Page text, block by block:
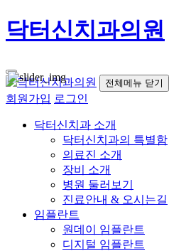
닥터신치과의원
전체메뉴 닫기
회원가입 로그인
닥터신치과 소개
닥터신치과의 특별함
의료진 소개
장비 소개
병원 둘러보기
진료안내 & 오시는길
임플란트
원데이 임플란트
디지털 임플란트